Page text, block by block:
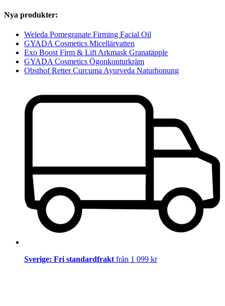
Nya produkter:
Weleda Pomegranate Firming Facial Oil
GYADA Cosmetics Micellärvatten
Exo Boost Firm & Lift Arkmask Granatäpple
GYADA Cosmetics Ögonkonturkräm
Obsthof Retter Curcuma Ayurveda Naturhonung
Sverige: Fri standardfrakt från 1 099 kr